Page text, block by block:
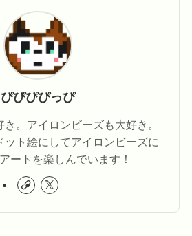
ぴぴぴぴっぴ
。アイロンビーズも大好き。
ット絵にしてアイロンビーズに
ートを楽しんでいます！